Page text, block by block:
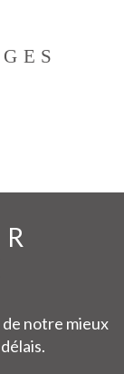
notre mieux